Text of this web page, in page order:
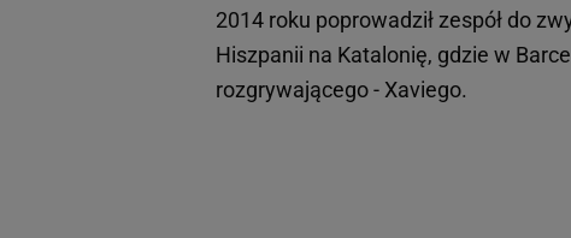
2014 roku poprowadził zespół do
Hiszpanii na Katalonię, gdzie w
rozgrywającego - Xaviego.